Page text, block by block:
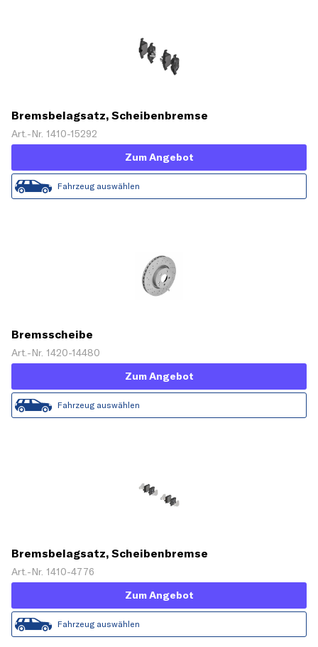
Bremsbelagsatz, Scheibenbremse
Art.-Nr. 1410-15292
Zum Angebot
Fahrzeug auswählen
Bremsscheibe
Art.-Nr. 1420-14480
Zum Angebot
Fahrzeug auswählen
Bremsbelagsatz, Scheibenbremse
Art.-Nr. 1410-4776
Zum Angebot
Fahrzeug auswählen